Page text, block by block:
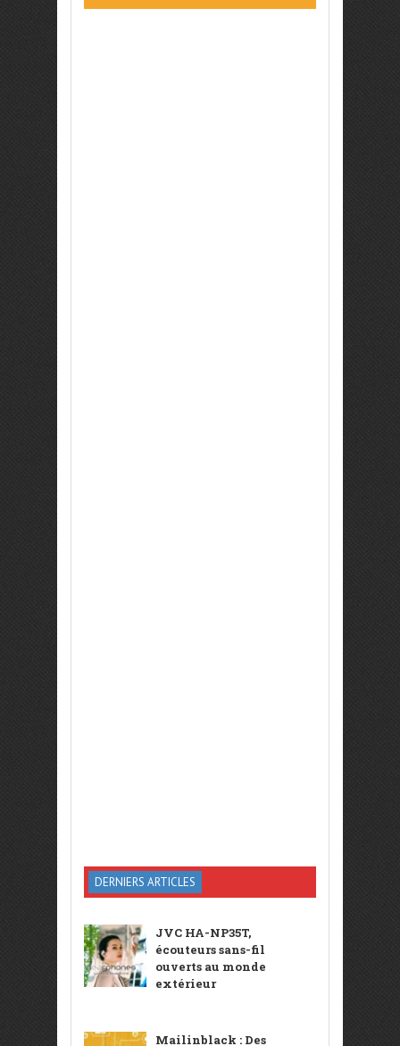
DERNIERS ARTICLES
JVC HA-NP35T,
écouteurs sans-fil
ouverts au monde
extérieur
Mailinblack : Des